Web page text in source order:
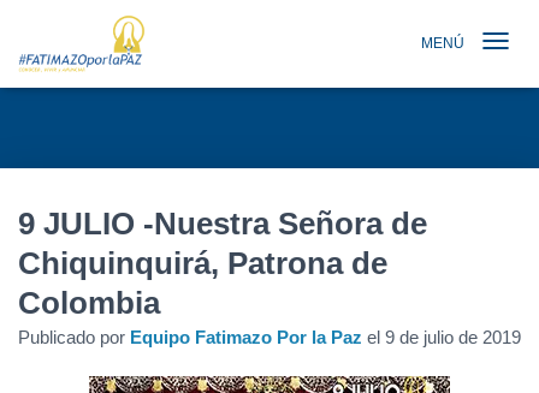
MENÚ
9 JULIO -Nuestra Señora de
Chiquinquirá, Patrona de
Colombia
Publicado por Equipo Fatimazo Por la Paz el 9 de julio de 2019